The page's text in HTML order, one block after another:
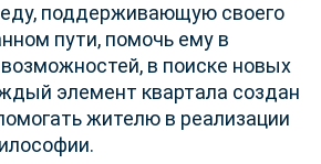
поддерживающую своего
пути, помочь ему в
в поиске новых
элемент квартала создан
жителю в реализации